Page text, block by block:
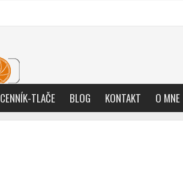
CENNÍK-TLAČE BLOG KONTAKT O MNE